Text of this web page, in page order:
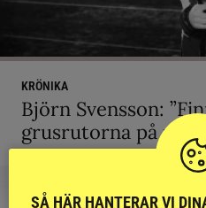
KRÖNIKA
Björn Svensson:
grusrutorna på
SÅ HÄR HANTERAR VI